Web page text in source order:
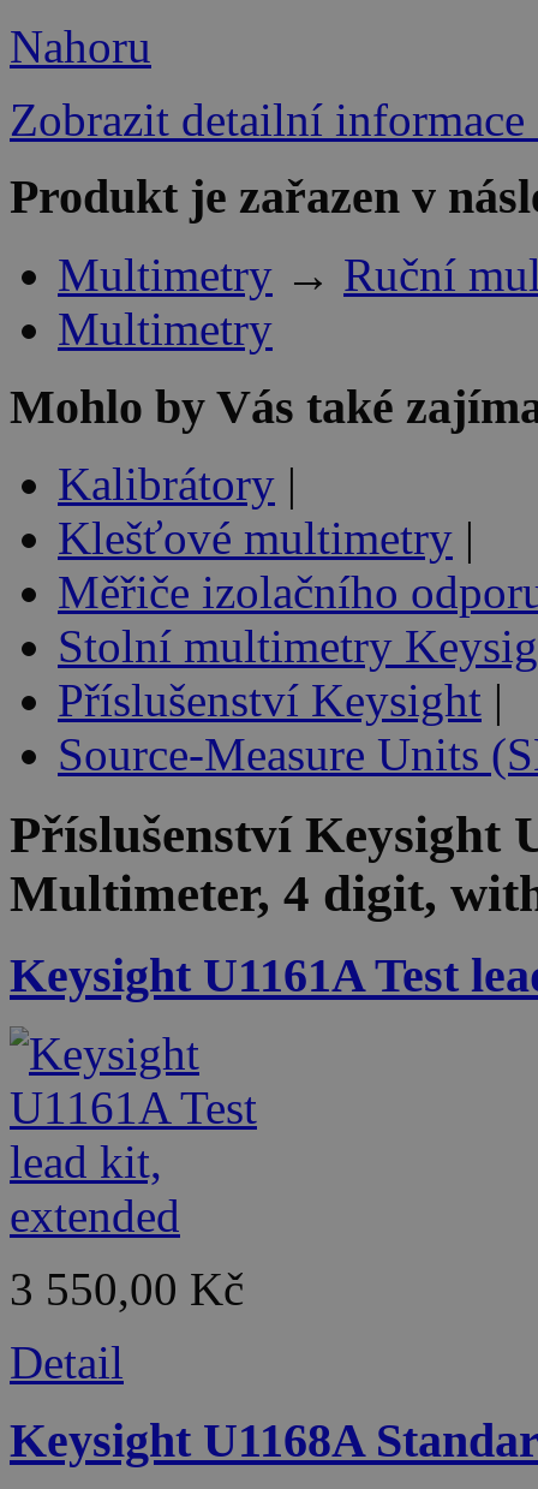
Nahoru
Zobrazit detailní informace
Produkt je zařazen v
Multimetry → Ruční
Multimetry
Mohlo by Vás také
Kalibrátory |
Klešťové multimetry |
Měřiče izolačního
Stolní multimetry
Příslušenství Keysight |
Source-Measure Units
Příslušenství Keysight
Multimeter, 4 digit,
Keysight U1161A Test
3 550,00 Kč
Detail
Keysight U1168A